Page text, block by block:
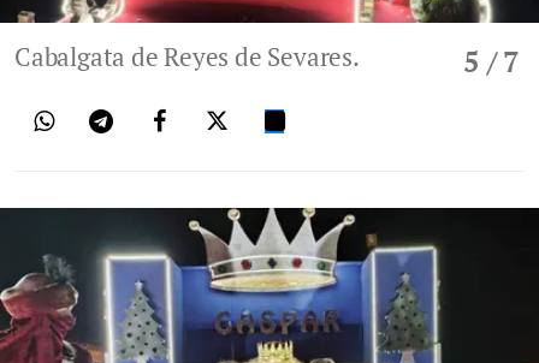
5 / 7
Cabalgata de Reyes de Sevares.